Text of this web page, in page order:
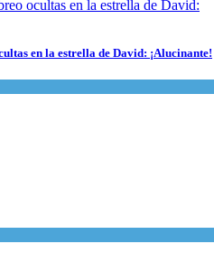
en la estrella de David: ¡Alucinante!